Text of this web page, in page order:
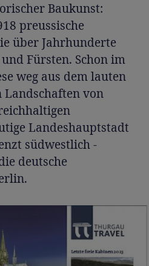
Baukunst:
preussische
über Jahrhunderte
Fürsten. Schon im
weg aus dem lauten
von
Landeshauptstadt
südwestlich -
deutsche